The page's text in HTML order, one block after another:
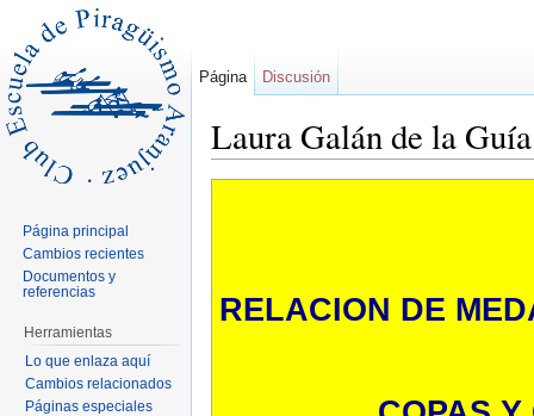
Laura Galán de la Guía
RELACION DE
Página Discusión
Página principal
Cambios recientes
Documentos y
referencias
Herramientas
Lo que enlaza aquí
Cambios relacionados
Páginas especiales